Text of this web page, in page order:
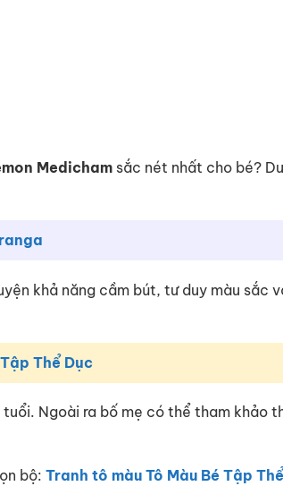
Medicham sắc nét nhất cho bé?
khả năng cầm bút, tư duy màu
Thể Dục
Ngoài ra bố mẹ có thể tham khảo
bộ: Tranh tô màu Tô Màu Bé Tập